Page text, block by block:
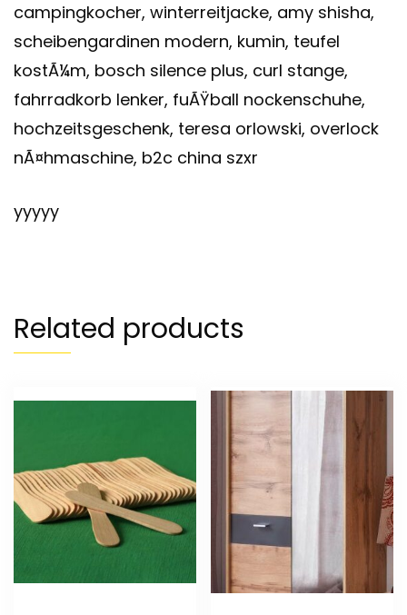
campingkocher, winterreitjacke, amy shisha,
scheibengardinen modern, kumin, teufel
kostÃ¼m, bosch silence plus, curl stange,
fahrradkorb lenker, fuÃŸball nockenschuhe,
hochzeitsgeschenk, teresa orlowski, overlock
nÃ¤hmaschine, b2c china szxr
yyyyy
Related products